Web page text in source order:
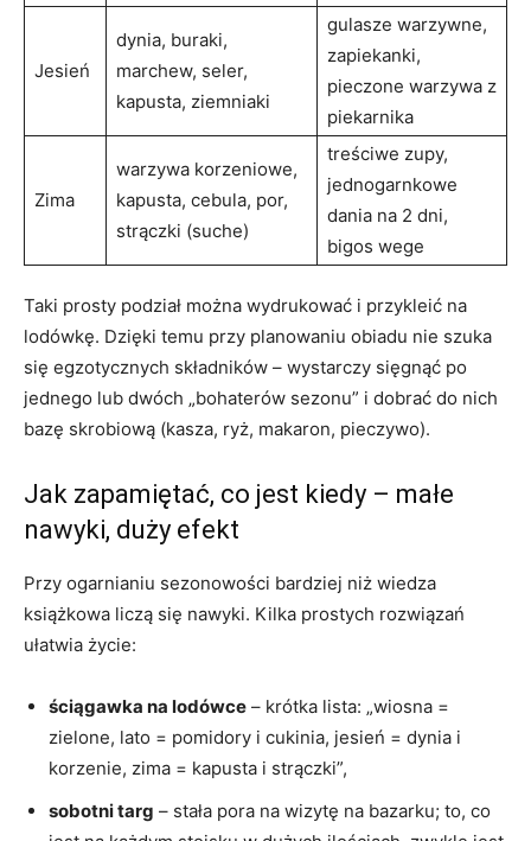
Jesień
dynia, buraki,
marchew, seler,
kapusta, ziemniaki
gulasze warzywne,
zapiekanki,
pieczone warzywa z
piekarnika
Zima
warzywa korzeniowe,
kapusta, cebula, por,
strączki (suche)
treściwe zupy,
jednogarnkowe
dania na 2 dni,
bigos wege
Taki prosty podział można wydrukować i przykleić na
lodówkę. Dzięki temu przy planowaniu obiadu nie szuka
się egzotycznych składników – wystarczy sięgnąć po
jednego lub dwóch „bohaterów sezonu” i dobrać do nich
bazę skrobiową (kasza, ryż, makaron, pieczywo).
Jak zapamiętać, co jest kiedy – małe
nawyki, duży efekt
Przy ogarnianiu sezonowości bardziej niż wiedza
książkowa liczą się nawyki. Kilka prostych rozwiązań
ułatwia życie:
ściągawka na lodówce – krótka lista: „wiosna =
zielone, lato = pomidory i cukinia, jesień = dynia i
korzenie, zima = kapusta i strączki”,
sobotni targ – stała pora na wizytę na bazarku; to, co